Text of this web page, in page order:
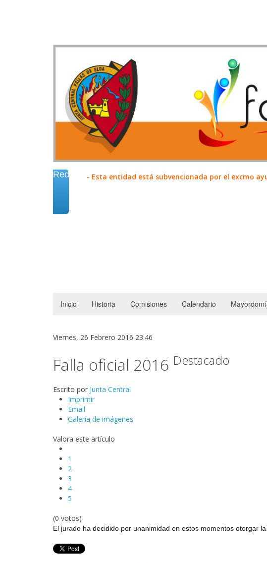
- Esta entidad está subvencionada por el excmo
Redes
Inicio Historia Comisiones Calendario
Viernes, 26 Febrero 2016 23:46
Falla oficial 2016 Destacado
Escrito por Junta Central
Imprimir
Email
Galería de imágenes
Valora este artículo
1
2
3
4
5
(0 votos)
El jurado ha decidido por unanimidad en estos momentos otorgar